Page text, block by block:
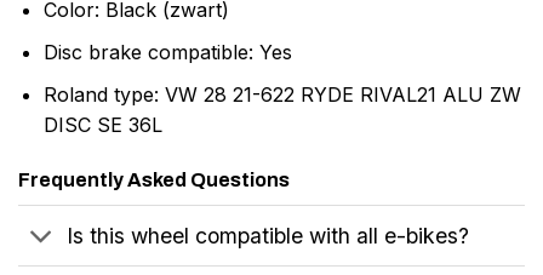
Color: Black (zwart)
Disc brake compatible: Yes
Roland type: VW 28 21-622 RYDE RIVAL21 ALU ZW
DISC SE 36L
Frequently Asked Questions
Is this wheel compatible with all e-bikes?